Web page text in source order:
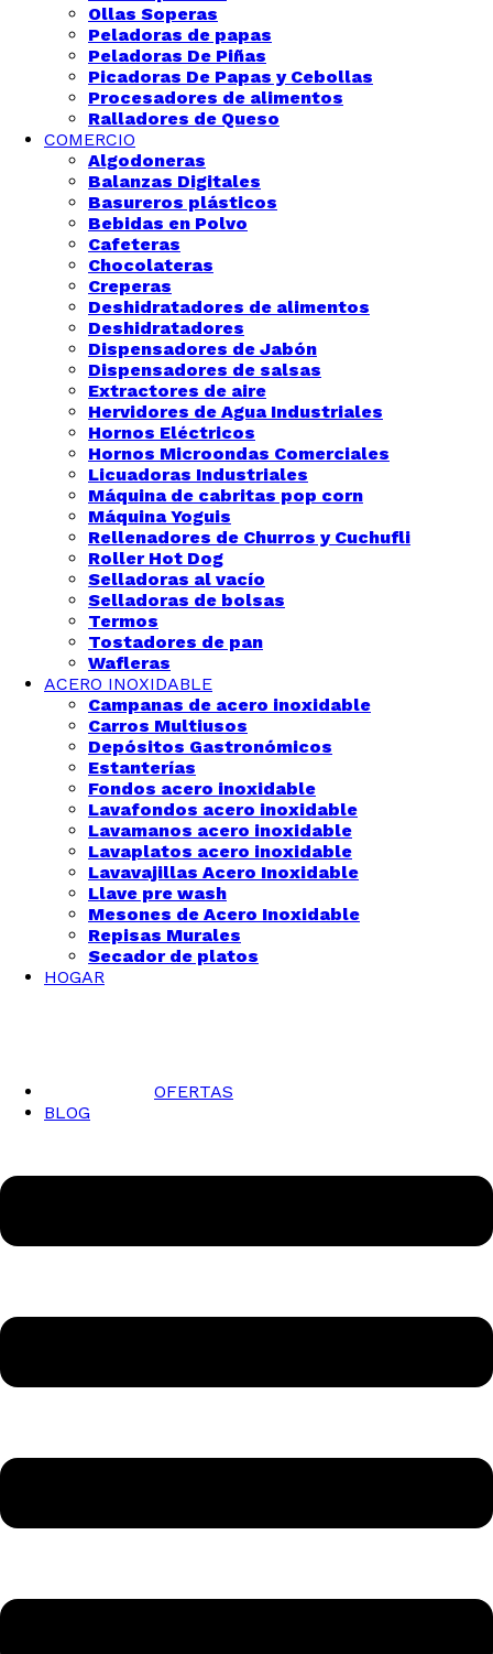
Ollas Soperas
Peladoras de papas
Peladoras De Piñas
Picadoras De Papas y Cebollas
Procesadores de alimentos
Ralladores de Queso
COMERCIO
Algodoneras
Balanzas Digitales
Basureros plásticos
Bebidas en Polvo
Cafeteras
Chocolateras
Creperas
Deshidratadores de alimentos
Deshidratadores
Dispensadores de Jabón
Dispensadores de salsas
Extractores de aire
Hervidores de Agua Industriales
Hornos Eléctricos
Hornos Microondas Comerciales
Licuadoras Industriales
Máquina de cabritas pop corn
Máquina Yoguis
Rellenadores de Churros y Cuchufli
Roller Hot Dog
Selladoras al vacío
Selladoras de bolsas
Termos
Tostadores de pan
Wafleras
ACERO INOXIDABLE
Campanas de acero inoxidable
Carros Multiusos
Depósitos Gastronómicos
Estanterías
Fondos acero inoxidable
Lavafondos acero inoxidable
Lavamanos acero inoxidable
Lavaplatos acero inoxidable
Lavavajillas Acero Inoxidable
Llave pre wash
Mesones de Acero Inoxidable
Repisas Murales
Secador de platos
HOGAR
OFERTAS
BLOG